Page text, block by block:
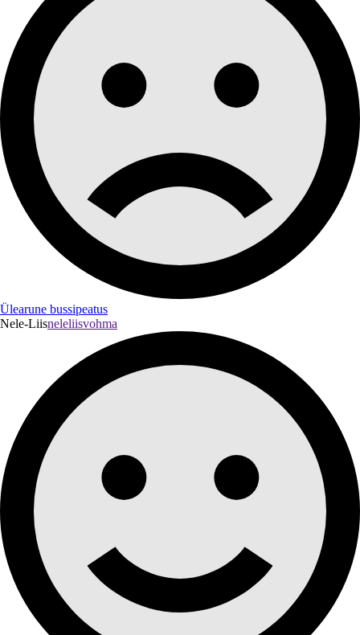
Ülearune bussipeatus
Nele-Liisneleliisvohma